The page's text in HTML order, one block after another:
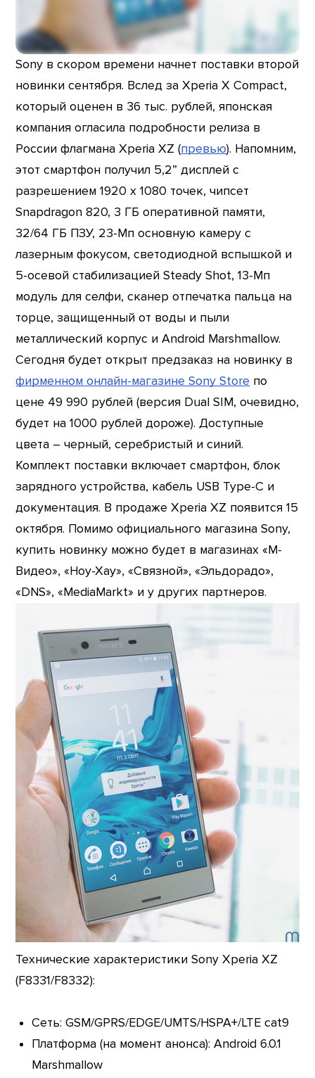
Sony в скором времени начнет поставки второй
новинки сентября. Вслед за Xperia X Compact,
который оценен в 36 тыс. рублей, японская
компания огласила подробности релиза в
России флагмана Xperia XZ (превью). Напомним,
этот смартфон получил 5,2” дисплей с
разрешением 1920 х 1080 точек, чипсет
Snapdragon 820, 3 ГБ оперативной памяти,
32/64 ГБ ПЗУ, 23-Мп основную камеру с
лазерным фокусом, светодиодной вспышкой и
5-осевой стабилизацией Steady Shot, 13-Мп
модуль для селфи, сканер отпечатка пальца на
торце, защищенный от воды и пыли
металлический корпус и Android Marshmallow.
Сегодня будет открыт предзаказ на новинку в
фирменном онлайн-магазине Sony Store по
цене 49 990 рублей (версия Dual SIM, очевидно,
будет на 1000 рублей дороже). Доступные
цвета – черный, серебристый и синий.
Комплект поставки включает смартфон, блок
зарядного устройства, кабель USB Type-C и
документация. В продаже Xperia XZ появится 15
октября. Помимо официального магазина Sony,
купить новинку можно будет в магазинах «М-
Видео», «Ноу-Хау», «Связной», «Эльдорадо»,
«DNS», «MediaMarkt» и у других партнеров.
Технические характеристики Sony Xperia XZ
(F8331/F8332):
Сеть: GSM/GPRS/EDGE/UMTS/HSPA+/LTE cat9
Платформа (на момент анонса): Android 6.0.1
Marshmallow